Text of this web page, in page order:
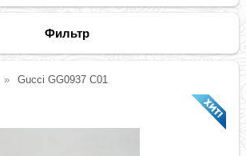
Фильтр
Gucci GG0937 C01